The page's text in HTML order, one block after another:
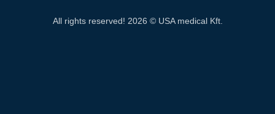
All rights reserved! 2026 © USA medical Kft.